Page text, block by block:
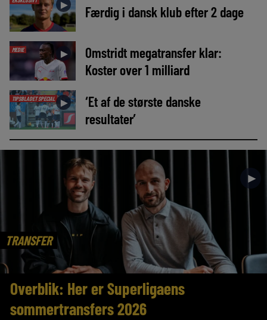
► Færdig i dansk klub efter 2 dage
MEDIE ►
Omstridt megatransfer klar:
Koster over 1 milliard
TIPSBLADET SPECIAL ►
‘Et af de største danske
resultater’
TRANSFER
►
Overblik: Her er Superligaens
sommertransfers 2026